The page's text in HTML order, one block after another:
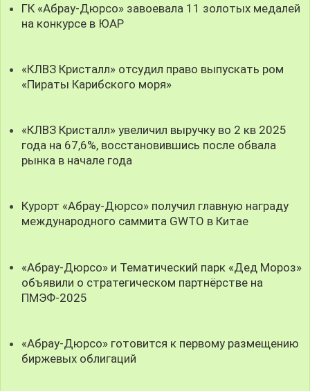
ГК «Абрау-Дюрсо» завоевала 11 золотых медалей
на конкурсе в ЮАР
«КЛВЗ Кристалл» отсудил право выпускать ром
«Пираты Карибского моря»
«КЛВЗ Кристалл» увеличил выручку во 2 кв 2025
года на 67,6%, восстановившись после обвала
рынка в начале года
Курорт «Абрау-Дюрсо» получил главную награду
международного саммита GWTO в Китае
«Абрау-Дюрсо» и Тематический парк «Дед Мороз»
объявили о стратегическом партнёрстве на
ПМЭФ-2025
«Абрау-Дюрсо» готовится к первому размещению
биржевых облигаций